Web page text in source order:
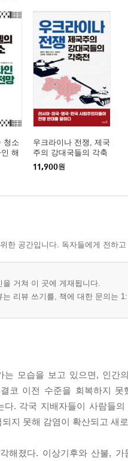
청소
해
우크라이나 전쟁, 제국
주의 강대국들의 각축
전
11,900원
한 공간입니다. 독자들에게 전하
거쳐 이 곳에 게재됩니다.
는 리뷰 쓰기를, 책에 대한 문의는
는 모습을 보고 있으면, 인간
코 이전 수준을 회복하지
다. 각국 지배자들이 사람들
지 못해 감염이 확산되고 새
해졌다. 이상기후와 산불,